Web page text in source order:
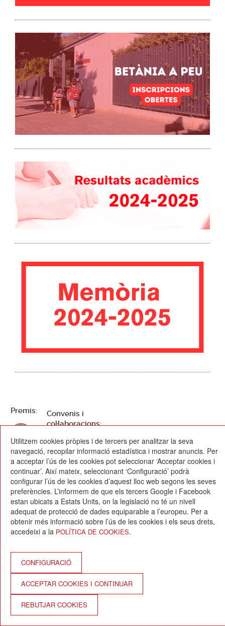
Premis:
Convenis i
col·laboracions:
Escola Betània-Patmos
C. Montevideo, 13
08034 Barcelona
Arquitectura i disseny:
www.pixtin.es
Programació:
Utilitzem cookies pròpies i de tercers per analitzar la seva
navegació, recopilar informació estadística i mostrar anuncis. Per
a acceptar l’ús de les cookies pot seleccionar ‘Acceptar cookies i
continuar’. Així mateix, seleccionant ‘Configuració’ podrà
configurar l’ús de les cookies d’aquest lloc web segons les seves
preferències. L’informem de que els tercers Google i Facebook
estan ubicats a Estats Units, on la legislació no té un nivell
adequat de protecció de dades equiparable a l’europeu. Per a
obtenir més informació sobre l’ús de les cookies i els seus drets,
accedeixi a la POLÍTICA DE COOKIES.
CONFIGURACIÓ
ACCEPTAR COOKIES I CONTINUAR
REBUTJAR COOKIES